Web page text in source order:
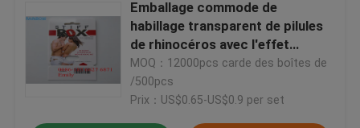
Emballage commode de
habillage transparent de pilules
de rhinocéros avec l'effet
extérieur gravant en refief
MOQ：12000pcs carde des boîtes de
/500pcs
Prix：US$0.65-US$0.9 per set